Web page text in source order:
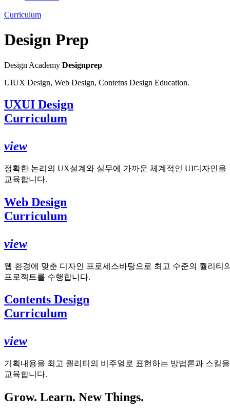
Curriculum
Design Prep
Design Academy Designprep
UIUX Design, Web Design, Contetns Design Education.
UXUI Design
Curriculum
view
정확한 논리의 UX설계와 실무에 가까운 체계적인 UI디자인을
교육합니다.
Web Design
Curriculum
view
웹 환경에 맞춘 디자인 프로세스바탕으로 최고 수준의 퀄리티
프로젝트를 수행합니다.
Contents Design
Curriculum
view
기획내용을 최고 퀄리티의 비주얼로 표현하는 방법론과 스킬을
교육합니다.
Grow. Learn. New Things.